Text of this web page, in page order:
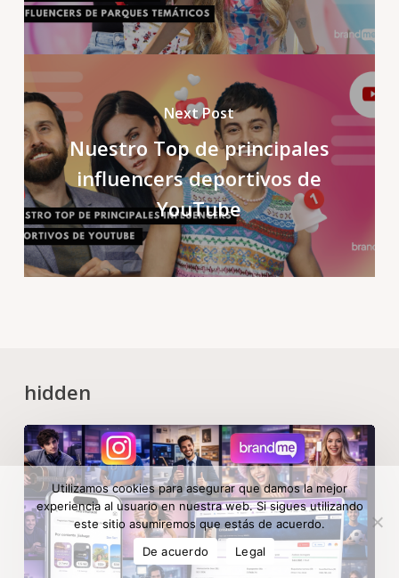
Next Post
Nuestro Top de principales
influencers deportivos de
YouTube
hidden
Utilizamos cookies para asegurar que damos la mejor
experiencia al usuario en nuestra web. Si sigues utilizando
este sitio asumiremos que estás de acuerdo.
De acuerdo
Legal